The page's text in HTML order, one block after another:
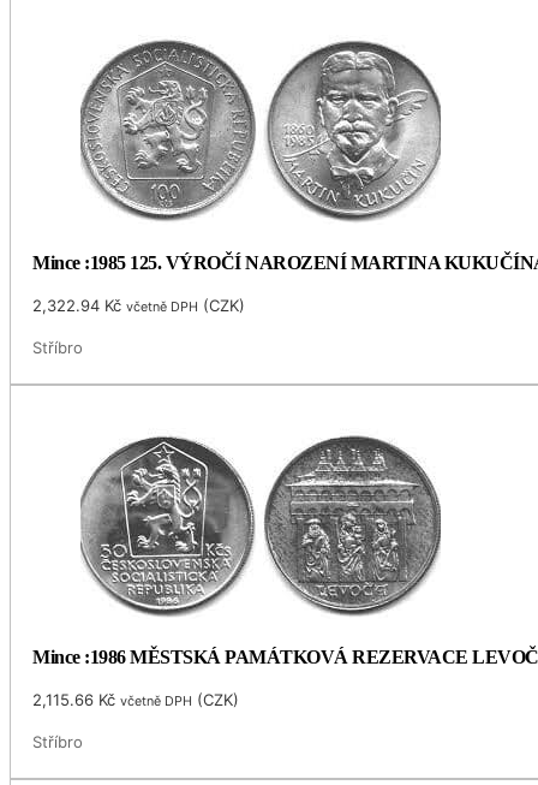
Mince :1985 125. VÝROČÍ NAROZENÍ MARTINA
2,322.94 Kč včetně DPH (CZK)
Stříbro
Mince :1986 MĚSTSKÁ PAMÁTKOVÁ REZERVACE
2,115.66 Kč včetně DPH (CZK)
Stříbro